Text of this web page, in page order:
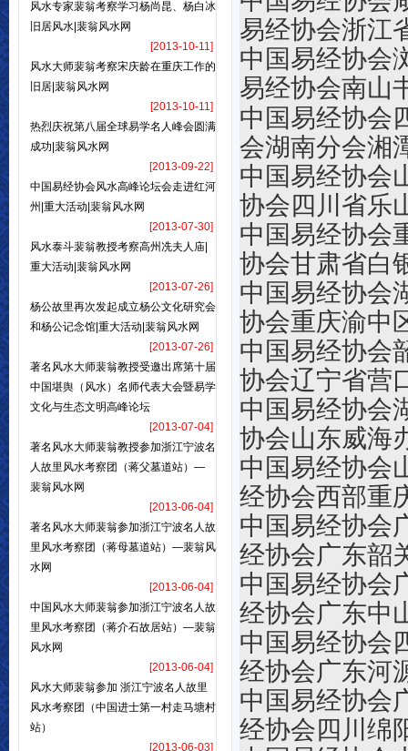
风水专家裴翁考察学习杨尚昆、杨白冰
旧居风水|裴翁风水网
[2013-10-11]
风水大师裴翁考察宋庆龄在重庆工作的
旧居|裴翁风水网
[2013-10-11]
热烈庆祝第八届全球易学名人峰会圆满
成功|裴翁风水网
[2013-09-22]
中国易经协会风水高峰论坛会走进红河
州|重大活动|裴翁风水网
[2013-07-30]
风水泰斗裴翁教授考察高州冼夫人庙|
重大活动|裴翁风水网
[2013-07-26]
杨公故里再次发起成立杨公文化研究会
和杨公记念馆|重大活动|裴翁风水网
[2013-07-26]
著名风水大师裴翁教授受邀出席第十届
中国堪舆（风水）名师代表大会暨易学
文化与生态文明高峰论坛
[2013-07-04]
著名风水大师裴翁教授参加浙江宁波名
人故里风水考察团（蒋父墓道站）—
裴翁风水网
[2013-06-04]
著名风水大师裴翁参加浙江宁波名人故
里风水考察团（蒋母墓道站）—裴翁风
水网
[2013-06-04]
中国风水大师裴翁参加浙江宁波名人故
里风水考察团（蒋介石故居站）—裴翁
风水网
[2013-06-04]
风水大师裴翁参加 浙江宁波名人故里
风水考察团（中国进士第一村走马塘村
站）
[2013-06-03]
易经协会浙江
中国
易经协会南山
中国易经协
会湖南分会湘
中国易经协会
协会四川省乐
中国易经
协会甘肃省白
中国易经
协会重庆渝中
中国易经
协会辽宁省营
中国易经协会
协会山东威海
中国易
经协会西部重
中国易
经协会广东韶
中国易
经协会广东中
中国易
经协会广东河
中国易
经协会四川绵